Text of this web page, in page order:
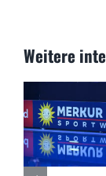
Weitere